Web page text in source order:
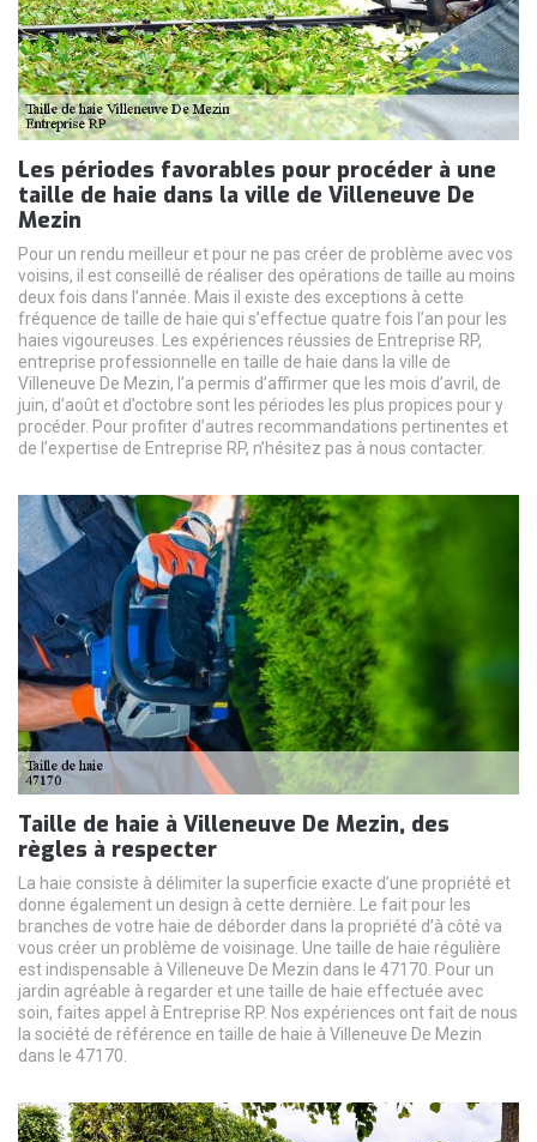
Les périodes favorables pour procéder à une
taille de haie dans la ville de Villeneuve De
Mezin
Pour un rendu meilleur et pour ne pas créer de problème avec vos
voisins, il est conseillé de réaliser des opérations de taille au moins
deux fois dans l’année. Mais il existe des exceptions à cette
fréquence de taille de haie qui s’effectue quatre fois l’an pour les
haies vigoureuses. Les expériences réussies de Entreprise RP,
entreprise professionnelle en taille de haie dans la ville de
Villeneuve De Mezin, l’a permis d’affirmer que les mois d’avril, de
juin, d’août et d’octobre sont les périodes les plus propices pour y
procéder. Pour profiter d’autres recommandations pertinentes et
de l’expertise de Entreprise RP, n’hésitez pas à nous contacter.
Taille de haie à Villeneuve De Mezin, des
règles à respecter
La haie consiste à délimiter la superficie exacte d’une propriété et
donne également un design à cette dernière. Le fait pour les
branches de votre haie de déborder dans la propriété d’à côté va
vous créer un problème de voisinage. Une taille de haie régulière
est indispensable à Villeneuve De Mezin dans le 47170. Pour un
jardin agréable à regarder et une taille de haie effectuée avec
soin, faites appel à Entreprise RP. Nos expériences ont fait de nous
la société de référence en taille de haie à Villeneuve De Mezin
dans le 47170.